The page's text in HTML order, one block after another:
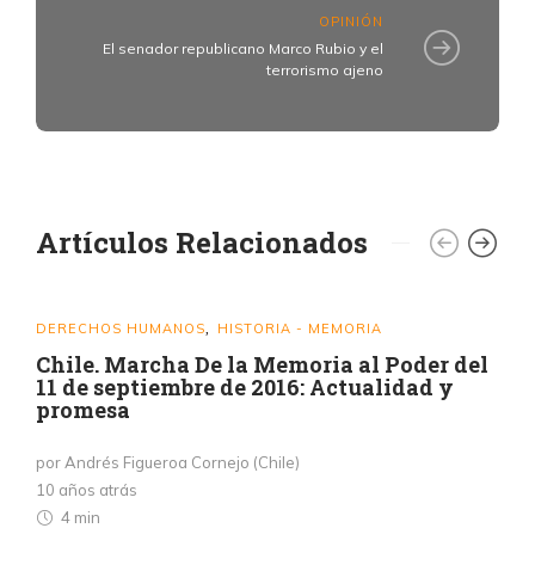
OPINIÓN
El senador republicano Marco Rubio y el
terrorismo ajeno
Artículos Relacionados
DERECHOS HUMANOS HISTORIA - MEMORIA
Chile. Marcha De la Memoria al Poder del
11 de septiembre de 2016: Actualidad y
promesa
por Andrés Figueroa Cornejo (Chile)
10 años atrás
4 min